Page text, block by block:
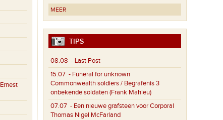
MEER
TIPS
08.08 - Last Post
15.07 - Funeral for unknown
Commonwealth soldiers / Begrafenis 3
onbekende soldaten (Frank Mahieu)
07.07 - Een nieuwe grafsteen voor Corporal
Thomas Nigel McFarland